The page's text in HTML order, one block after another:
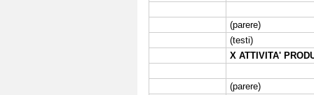
(parere)
(testi)
X ATTIVITA'
(parere)